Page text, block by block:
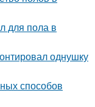
для пола в
однушку
способов